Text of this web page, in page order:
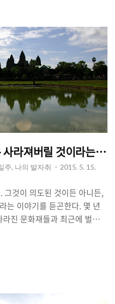
의 전철(지상철, BTS)을 중심
고층 빌딩과 복합 쇼핑몰들이
보여주고 있다. 한편, 쇼핑
사인을 벗어난 지역, 중심가 서
라져버릴 것이라는 '인
주, 나의 발자취
2015. 5. 15.
그것이 의도된 것이든 아니든,
는 이야기를 듣곤한다. 몇 년
진 문화재들과 최근에 벌어진
습을 보여주었던 '숭례문(남대
져버리는 경우가 있기도 하